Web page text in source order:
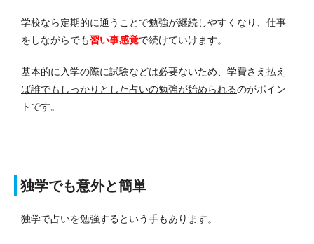
学校なら定期的に通うことで勉強が継続しやすくなり、仕事
をしながらでも習い事感覚で続けていけます。
基本的に入学の際に試験などは必要ないため、 学費さえ払え
ば誰でもしっかりとした占いの勉強が始められるのがポイン
トです。
独学でも意外と簡単
独学で占いを勉強するという手もあります。